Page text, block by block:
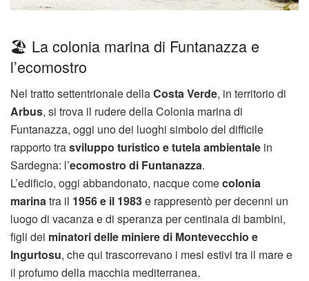
🏖️ La colonia marina di Funtanazza e
l’ecomostro
Nel tratto settentrionale dellaCosta Verde, in territorio di
Arbus, si trova il rudere della Colonia marina di
Funtanazza, oggi uno dei luoghi simbolo del difficile
rapporto trasviluppo turistico e tutela ambientale in
Sardegna: l’ecomostro di Funtanazza.
L’edificio, oggi abbandonato, nacque comecolonia
marina tra il 1956 e il 1983e rappresentò per decenni un
luogo di vacanza e di speranza per centinaia di bambini,
figli dei minatori delle miniere di Montevecchio e
Ingurtosu, che qui trascorrevano i mesi estivi tra il mare e
il profumo della macchia mediterranea.